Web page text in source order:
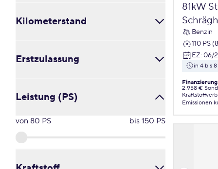
Coupé (0)
Limousine (5)
Sonstige (1)
SUV / Crossover / Geländewagen (0)
Verglaster Kastenwagen (0)
Kilometerstand
Erstzulassung
Leistung (PS)
von 80 PS bis 150 PS
81kW
Benzin
110 PS
EZ: 06/
in 4 bis
2.958 €
Emissionen